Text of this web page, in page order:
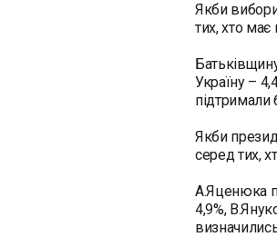
Якби
тих, хто має
Україну –
підтримали
Якби
серед тих,
А.Яценюка
4,9%,